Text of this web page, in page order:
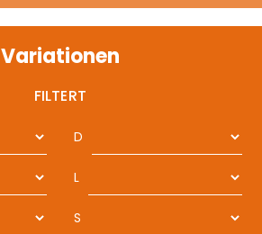
Variationen
FILTERT
D
L
S